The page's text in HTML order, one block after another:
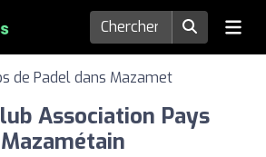
de Padel dans Mazamet
Association Pays
Mazamétain